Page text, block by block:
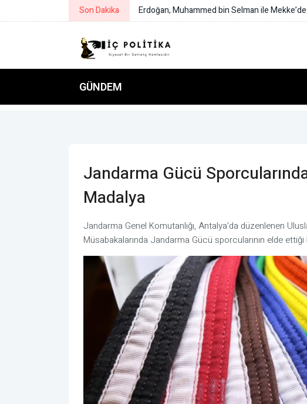
Son Dakika Ordu ve Yozgat’ta drift yapan sürücülere 560
GÜNDEM
Jandarma Gücü
Madalya
Jandarma Genel Komutanlığı, Antalya’da düzenlenen
Müsabakalarında Jandarma Gücü sporcularının elde ettiği